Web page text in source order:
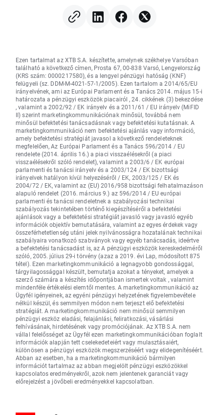
Ezen tartalmat az XTB S.A. készítette, amelynek székhelye Varsóban
található a következő címen, Prosta 67, 00-838 Varsó, Lengyelország
(KRS szám: 0000217580), és a lengyel pénzügyi hatóság (KNF)
felügyeli (sz. DDM-M-4021-57-1/2005). Ezen tartalom a 2014/65/EU
irányelvének, ami az Európai Parlament és a Tanács 2014. május 15-i
határozata a pénzügyi eszközök piacairól , 24. cikkének (3) bekezdése
, valamint a 2002/92 / EK irányelv és a 2011/61 / EU irányelv (MiFID
II) szerint marketingkommunikációnak minősül, továbbá nem
minősül befektetési tanácsadásnak vagy befektetési kutatásnak. A
marketingkommunikáció nem befektetési ajánlás vagy információ,
amely befektetési stratégiát javasol a következő rendeleteknek
megfelelően, Az Európai Parlament és a Tanács 596/2014 / EU
rendelete (2014. április 16.) a piaci visszaélésekről (a piaci
visszaélésekről szóló rendelet), valamint a 2003/6 / EK európai
parlamenti és tanácsi irányelv és a 2003/124 / EK bizottsági
irányelvek hatályon kívül helyezéséről / EK, 2003/125 / EK és
2004/72 / EK, valamint az (EU) 2016/958 bizottsági felhatalmazáson
alapuló rendelet (2016. március 9.) az 596/2014 / EU európai
parlamenti és tanácsi rendeletnek a szabályozási technikai
szabályozás tekintetében történő kiegészítéséről a befektetési
ajánlások vagy a befektetési stratégiát javasló vagy javasló egyéb
információk objektív bemutatására, valamint az egyes érdekek vagy
összeférhetetlenség utáni jelek nyilvánosságra hozatalának technikai
szabályaira vonatkozó szabványok vagy egyéb tanácsadás, ideértve
a befektetési tanácsadást is, az A pénzügyi eszközök kereskedelméről
szóló, 2005. július 29-i törvény (azaz a 2019. évi Lap, módosított 875
tétel). Ezen marketingkommunikáció a legnagyobb gondossággal,
tárgyilagossággal készült, bemutatja azokat a tényeket, amelyek a
szerző számára a készítés időpontjában ismertek voltak , valamint
mindenféle értékelési elemtől mentes. A marketingkommunikáció az
Ügyfél igényeinek, az egyéni pénzügyi helyzetének figyelembevétele
nélkül készül, és semmilyen módon nem terjeszt elő befektetési
stratégiát. A marketingkommunikáció nem minősül semmilyen
pénzügyi eszköz eladási, felajánlási, feliratkozási, vásárlási
felhívásának, hirdetésének vagy promóciójának. Az XTB S.A. nem
vállal felelősséget az Ügyfél ezen marketingkommunikációban foglalt
információk alapján tett cselekedeteiért vagy mulasztásaiért,
különösen a pénzügyi eszközök megszerzéséért vagy elidegenítéséért.
Abban az esetben, ha a marketingkommunikáció bármilyen
információt tartalmaz az abban megjelölt pénzügyi eszközökkel
kapcsolatos eredményekről, azok nem jelentenek garanciát vagy
előrejelzést a jövőbeli eredményekkel kapcsolatban.